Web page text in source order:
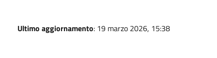
Ultimo aggiornamento: 19 marzo 2026, 15:38